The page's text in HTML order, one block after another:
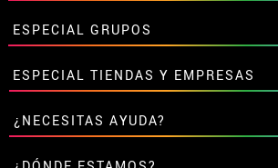
• Horario tienda IBI
•Descuento estudiantes
• Sobre nosotros
• Condiciones de venta
• Aviso legal yPrivacidad
• Atencion al cliente
• Uso de Cookies
ESPECIAL GRUPOS
Descuentos especiales para grupos.
Contáctanos aquí
ESPECIAL TIENDAS Y EMPRESAS
Descuentos exclusivos para tiendas y
Contáctanos aquí
¿NECESITAS AYUDA?
Aún no he hecho mi pedido